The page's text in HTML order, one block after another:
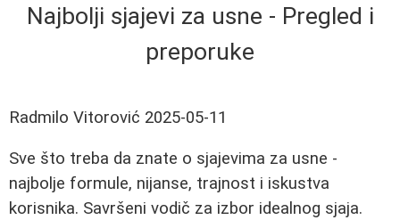
Najbolji sjajevi za usne - Pregled i
preporuke
Radmilo Vitorović 2025-05-11
Sve što treba da znate o sjajevima za usne -
najbolje formule, nijanse, trajnost i iskustva
korisnika. Savršeni vodič za izbor idealnog sjaja.